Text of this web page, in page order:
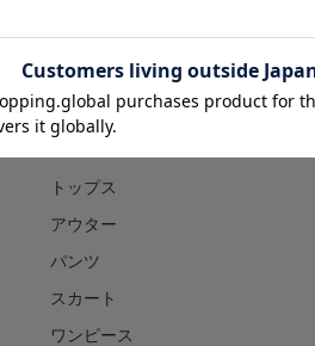
CATEGORY
トップス
アウター
パンツ
スカート
ワンピース